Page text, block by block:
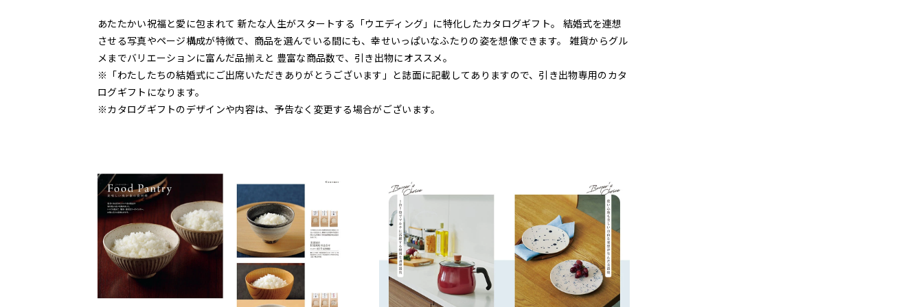
あたたかい祝福と愛に包まれて 新たな人生がスタートする「ウエディング」に特化したカタログギフト。 結婚式を連想
させる写真やページ構成が特徴で、商品を選んでいる間にも、幸せいっぱいなふたりの姿を想像できます。 雑貨からグル
メまでバリエーションに富んだ品揃えと 豊富な商品数で、引き出物にオススメ。
※「わたしたちの結婚式にご出席いただきありがとうございます」と誌面に記載してありますので、引き出物専用のカタ
ログギフトになります。
※カタログギフトのデザインや内容は、予告なく変更する場合がございます。